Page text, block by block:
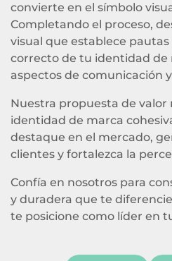
convierte en el símbolo
Completando el proceso,
visual que establece pautas
correcto de tu identidad de
aspectos de comunicación
Nuestra propuesta de valor
identidad de marca
destaque en el mercado,
clientes y fortalezca la
Confía en nosotros para
y duradera que te
te posicione como líder en